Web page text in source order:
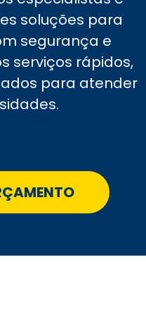
soluções para
segurança e
serviços rápidos,
para atender